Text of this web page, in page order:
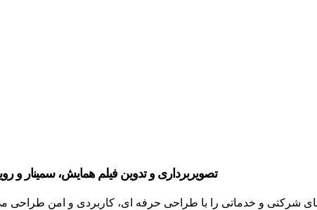
تصویربرداری و تدوین فیلم همایش، سمینار و
شرکتی و خدماتی را با طراحی حرفه ای، کاربردی و امن